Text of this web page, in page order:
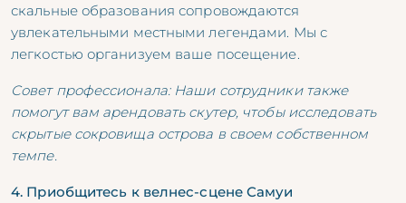
скальные образования сопровождаются
увлекательными местными легендами. Мы с
легкостью организуем ваше посещение.
Совет профессионала: Наши сотрудники также
помогут вам арендовать скутер, чтобы исследовать
скрытые сокровища острова в своем собственном
темпе.
4. Приобщитесь к велнес-сцене Самуи